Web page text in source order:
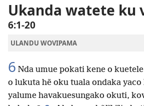
Ukanda watete ku
6:1-20
ULANDU WOVIPAMA
6 Nda umue pokati kene o
o lukuta hẽ oku tuala ondaka yaco
yalume havakuesungako okuti,